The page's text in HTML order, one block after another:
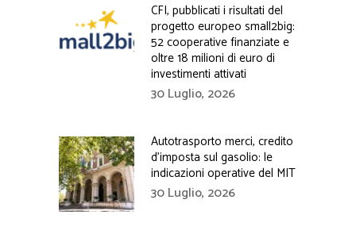
CFI, pubblicati i risultati del
progetto europeo small2big:
52 cooperative finanziate e
oltre 18 milioni di euro di
investimenti attivati
30 Luglio, 2026
Autotrasporto merci, credito
d’imposta sul gasolio: le
indicazioni operative del MIT
30 Luglio, 2026